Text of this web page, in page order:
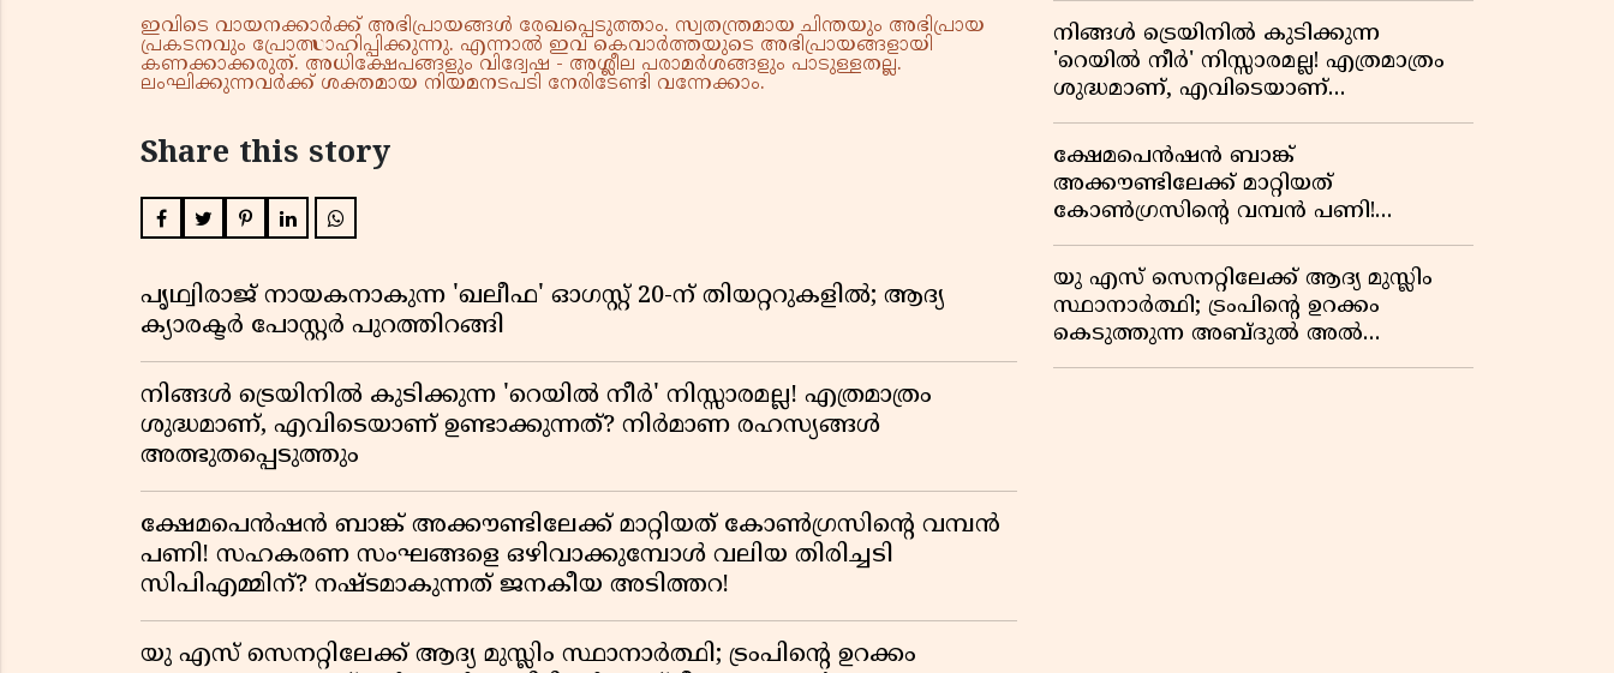
ഇവിടെ വായനക്കാർക്ക് അഭിപ്രായങ്ങൾ രേഖപ്പെടുത്താം. സ്വതന്ത്രമായ ചിന്തയും അഭിപ്രായ
പ്രകടനവും പ്രോത്സാഹിപ്പിക്കുന്നു. എന്നാൽ ഇവ കെവാർത്തയുടെ അഭിപ്രായങ്ങളായി
കണക്കാക്കരുത്. അധിക്ഷേപങ്ങളും വിദ്വേഷ - അശ്ലീല പരാമർശങ്ങളും പാടുള്ളതല്ല.
ലംഘിക്കുന്നവർക്ക് ശക്തമായ നിയമനടപടി നേരിടേണ്ടി വന്നേക്കാം.
Share this story
പൃഥ്വിരാജ് നായകനാകുന്ന 'ഖലീഫ' ഓഗസ്റ്റ് 20-ന് തിയറ്ററുകളിൽ; ആദ്യ
ക്യാരക്ടർ പോസ്റ്റർ പുറത്തിറങ്ങി
നിങ്ങൾ ട്രെയിനിൽ കുടിക്കുന്ന 'റെയിൽ നീർ' നിസ്സാരമല്ല! എത്രമാത്രം
ശുദ്ധമാണ്, എവിടെയാണ് ഉണ്ടാക്കുന്നത്? നിർമാണ രഹസ്യങ്ങൾ
അത്ഭുതപ്പെടുത്തും
ക്ഷേമപെൻഷൻ ബാങ്ക് അക്കൗണ്ടിലേക്ക് മാറ്റിയത് കോൺഗ്രസിന്റെ വമ്പൻ
പണി! സഹകരണ സംഘങ്ങളെ ഒഴിവാക്കുമ്പോൾ വലിയ തിരിച്ചടി
സിപിഎമ്മിന്? നഷ്ടമാകുന്നത് ജനകീയ അടിത്തറ!
യു എസ് സെനറ്റിലേക്ക് ആദ്യ മുസ്ലിം സ്ഥാനാർത്ഥി; ട്രംപിന്റെ ഉറക്കം
നിങ്ങൾ ട്രെയിനിൽ കുടിക്കുന്ന
'റെയിൽ നീർ' നിസ്സാരമല്ല! എത്രമാത്രം
ശുദ്ധമാണ്, എവിടെയാണ്
ഉണ്ടാക്കുന്നത്? നിർമാണ രഹസ്യങ്ങൾ
അത്ഭുതപ്പെടുത്തും
ക്ഷേമപെൻഷൻ ബാങ്ക്
അക്കൗണ്ടിലേക്ക് മാറ്റിയത്
കോൺഗ്രസിന്റെ വമ്പൻ പണി!
സഹകരണ സംഘങ്ങളെ
ഒഴിവാക്കുമ്പോൾ വലിയ തിരിച്ചടി
സിപിഎമ്മിന്? നഷ്ടമാകുന്നത് ജനകീയ
അടിത്തറ!
യു എസ് സെനറ്റിലേക്ക് ആദ്യ മുസ്ലിം
സ്ഥാനാർത്ഥി; ട്രംപിന്റെ ഉറക്കം
കെടുത്തുന്ന അബ്ദുൽ അൽ
സയ്യിദിന്റെ രാഷ്ട്രീയ തരംഗം!